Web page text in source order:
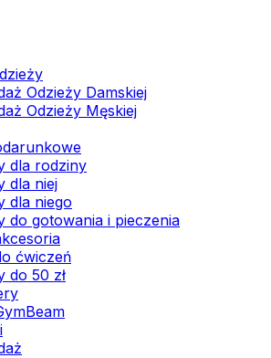
Odzieży Damskiej
Odzieży Męskiej
dla rodziny
dla niej
dla niego
do gotowania i pieczenia
ćwiczeń
do 50 zł